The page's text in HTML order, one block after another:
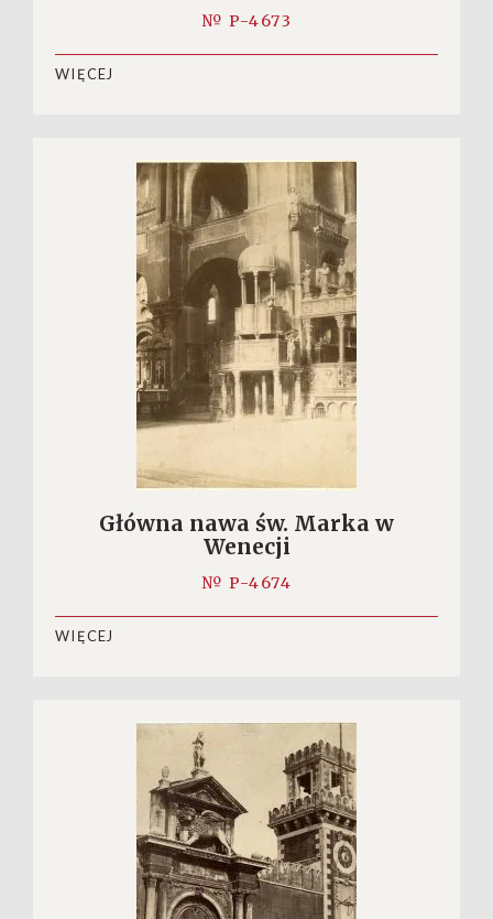
№ P-4673
WIĘCEJ
Główna nawa św. Marka w
Wenecji
№ P-4674
WIĘCEJ